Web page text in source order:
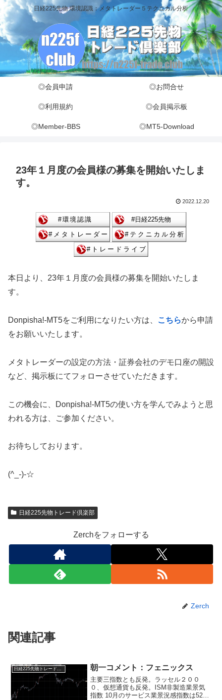
日経225先物 環境認識：メタトレーダー５テクニカル分析
◎会員申請 ◎お問合せ
◎利用規約 ◎会員掲示板
◎Member-BBS ◎MT5-Download
23年１月度の会員様の募集を開始いたしま
す。
2022.12.20
本日より、23年１月度の会員様の募集を開始いたしま
す。
Donpisha!-MT5をご利用になりたい方は、 こちらから申請
をお願いいたします。
メタトレーダーの設定の方法・証券会社のデモ口座の開設
など、掲示板にてフォローさせていただきます。
この機会に、Donpisha!-MT5の使い方を学んでみようと思
われる方は、ご参加ください。
お待ちしております。
(^_-)-☆
日経225先物トレード倶楽部
Zerchをフォローする
Zerch
関連記事
日経225先物トレード倶楽部 朝一コメント：フェニックス
主要三指数とも反発。ラッセル２００
０、仮想通貨も反発。ISM非製造業景気
指数 10月のサービス業景況感指数は52.4